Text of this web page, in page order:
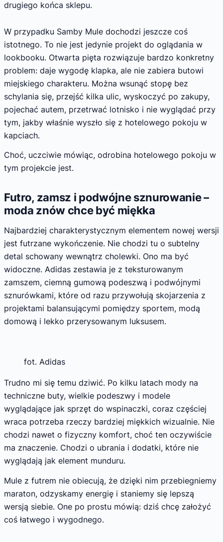
drugiego końca sklepu.
W przypadku Samby Mule dochodzi jeszcze coś
istotnego. To nie jest jedynie projekt do oglądania w
lookbooku. Otwarta pięta rozwiązuje bardzo konkretny
problem: daje wygodę klapka, ale nie zabiera butowi
miejskiego charakteru. Można wsunąć stopę bez
schylania się, przejść kilka ulic, wyskoczyć po zakupy,
pojechać autem, przetrwać lotnisko i nie wyglądać przy
tym, jakby właśnie wyszło się z hotelowego pokoju w
kapciach.
Choć, uczciwie mówiąc, odrobina hotelowego pokoju w
tym projekcie jest.
Futro, zamsz i podwójne sznurowanie –
moda znów chce być miękka
Najbardziej charakterystycznym elementem nowej wersji
jest futrzane wykończenie. Nie chodzi tu o subtelny
detal schowany wewnątrz cholewki. Ono ma być
widoczne. Adidas zestawia je z teksturowanym
zamszem, ciemną gumową podeszwą i podwójnymi
sznurówkami, które od razu przywołują skojarzenia z
projektami balansującymi pomiędzy sportem, modą
domową i lekko przerysowanym luksusem.
fot. Adidas
Trudno mi się temu dziwić. Po kilku latach mody na
techniczne buty, wielkie podeszwy i modele
wyglądające jak sprzęt do wspinaczki, coraz częściej
wraca potrzeba rzeczy bardziej miękkich wizualnie. Nie
chodzi nawet o fizyczny komfort, choć ten oczywiście
ma znaczenie. Chodzi o ubrania i dodatki, które nie
wyglądają jak element munduru.
Mule z futrem nie obiecują, że dzięki nim przebiegniemy
maraton, odzyskamy energię i staniemy się lepszą
wersją siebie. One po prostu mówią: dziś chcę założyć
coś łatwego i wygodnego.